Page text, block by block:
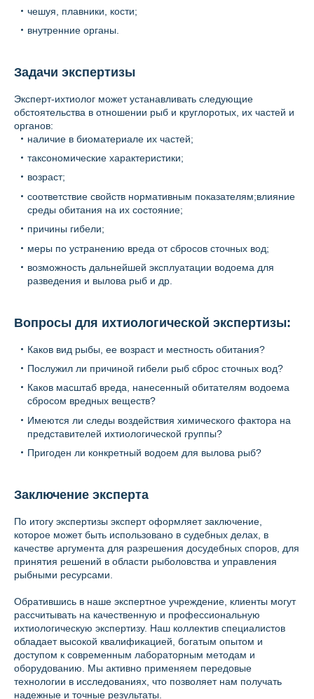
чешуя, плавники, кости;
внутренние органы.
Задачи экспертизы
Эксперт-ихтиолог может устанавливать следующие
обстоятельства в отношении рыб и круглоротых, их частей и
органов:
наличие в биоматериале их частей;
таксономические характеристики;
возраст;
соответствие свойств нормативным показателям;влияние
среды обитания на их состояние;
причины гибели;
меры по устранению вреда от сбросов сточных вод;
возможность дальнейшей эксплуатации водоема для
разведения и вылова рыб и др.
Вопросы для ихтиологической экспертизы:
Каков вид рыбы, ее возраст и местность обитания?
Послужил ли причиной гибели рыб сброс сточных вод?
Каков масштаб вреда, нанесенный обитателям водоема
сбросом вредных веществ?
Имеются ли следы воздействия химического фактора на
представителей ихтиологической группы?
Пригоден ли конкретный водоем для вылова рыб?
Заключение эксперта
По итогу экспертизы эксперт оформляет заключение,
которое может быть использовано в судебных делах, в
качестве аргумента для разрешения досудебных споров, для
принятия решений в области рыболовства и управления
рыбными ресурсами.
Обратившись в наше экспертное учреждение, клиенты могут
рассчитывать на качественную и профессиональную
ихтиологическую экспертизу. Наш коллектив специалистов
обладает высокой квалификацией, богатым опытом и
доступом к современным лабораторным методам и
оборудованию. Мы активно применяем передовые
технологии в исследованиях, что позволяет нам получать
надежные и точные результаты.